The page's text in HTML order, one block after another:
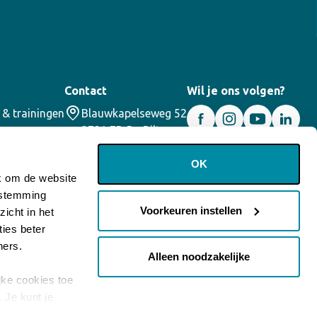
om de website
in het
beter
cookies toe
Je kunt je
OK
Voorkeuren instellen
Alleen noodzakelijke
trainingen
Contact
Blauwkapelseweg 52
3731 ED De Bilt
030 – 2200355
Wil je ons volgen?